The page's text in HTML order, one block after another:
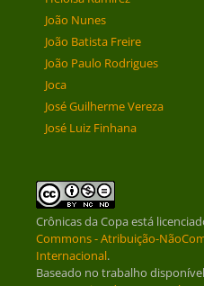
João Nunes
João Batista Freire
João Paulo Rodrigues
Joca
José Guilherme Vereza
José Luiz Finhana
Crônicas da Copaestá
Commons - Atribuição-
Internacional.
Baseado no trabalho